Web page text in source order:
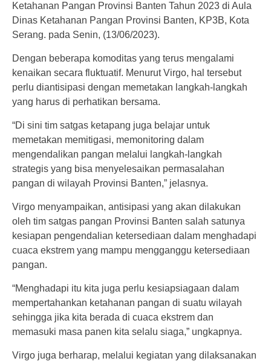
Ketahanan Pangan Provinsi Banten Tahun 2023 di Aula
Dinas Ketahanan Pangan Provinsi Banten, KP3B, Kota
Serang. pada Senin, (13/06/2023).
Dengan beberapa komoditas yang terus mengalami
kenaikan secara fluktuatif. Menurut Virgo, hal tersebut
perlu diantisipasi dengan memetakan langkah-langkah
yang harus di perhatikan bersama.
“Di sini tim satgas ketapang juga belajar untuk
memetakan memitigasi, memonitoring dalam
mengendalikan pangan melalui langkah-langkah
strategis yang bisa menyelesaikan permasalahan
pangan di wilayah Provinsi Banten,” jelasnya.
Virgo menyampaikan, antisipasi yang akan dilakukan
oleh tim satgas pangan Provinsi Banten salah satunya
kesiapan pengendalian ketersediaan dalam menghadapi
cuaca ekstrem yang mampu mengganggu ketersediaan
pangan.
“Menghadapi itu kita juga perlu kesiapsiagaan dalam
mempertahankan ketahanan pangan di suatu wilayah
sehingga jika kita berada di cuaca ekstrem dan
memasuki masa panen kita selalu siaga,” ungkapnya.
Virgo juga berharap, melalui kegiatan yang dilaksanakan